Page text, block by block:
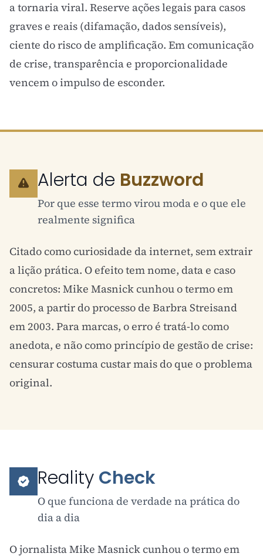
a tornaria viral. Reserve ações legais para casos
graves e reais (difamação, dados sensíveis),
ciente do risco de amplificação. Em comunicação
de crise, transparência e proporcionalidade
vencem o impulso de esconder.
Alerta de Buzzword
Por que esse termo virou moda e o que ele
realmente significa
Citado como curiosidade da internet, sem extrair
a lição prática. O efeito tem nome, data e caso
concretos: Mike Masnick cunhou o termo em
2005, a partir do processo de Barbra Streisand
em 2003. Para marcas, o erro é tratá-lo como
anedota, e não como princípio de gestão de crise:
censurar costuma custar mais do que o problema
original.
Reality Check
O que funciona de verdade na prática do
dia a dia
O jornalista Mike Masnick cunhou o termo em